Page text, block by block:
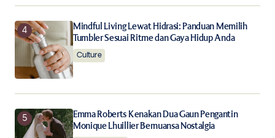
Mindful Living Lewat Hidrasi: Panduan Memilih
Tumbler Sesuai Ritme dan Gaya Hidup Anda
Culture
Emma Roberts Kenakan Dua Gaun Pengantin
Monique Lhuillier Bernuansa Nostalgia